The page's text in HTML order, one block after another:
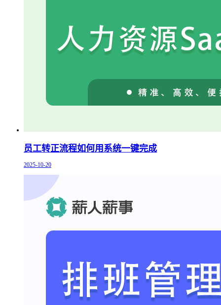
员工转正流程如何用系统一键完成
2025-10-20